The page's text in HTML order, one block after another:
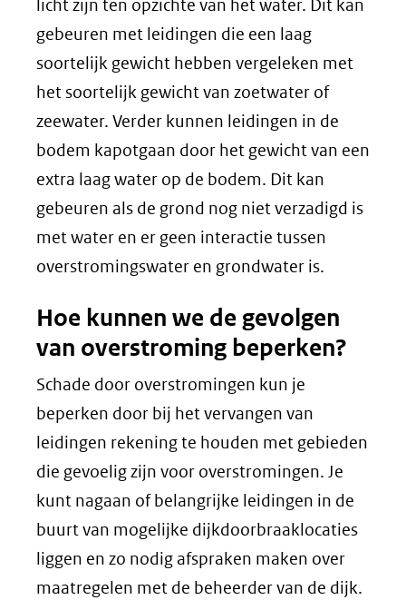
licht zijn ten opzichte van het water. Dit kan
gebeuren met leidingen die een laag
soortelijk gewicht hebben vergeleken met
het soortelijk gewicht van zoetwater of
zeewater. Verder kunnen leidingen in de
bodem kapotgaan door het gewicht van een
extra laag water op de bodem. Dit kan
gebeuren als de grond nog niet verzadigd is
met water en er geen interactie tussen
overstromingswater en grondwater is.
Hoe kunnen we de gevolgen
van overstroming beperken?
Schade door overstromingen kun je
beperken door bij het vervangen van
leidingen rekening te houden met gebieden
die gevoelig zijn voor overstromingen. Je
kunt nagaan of belangrijke leidingen in de
buurt van mogelijke dijkdoorbraaklocaties
liggen en zo nodig afspraken maken over
maatregelen met de beheerder van de dijk.